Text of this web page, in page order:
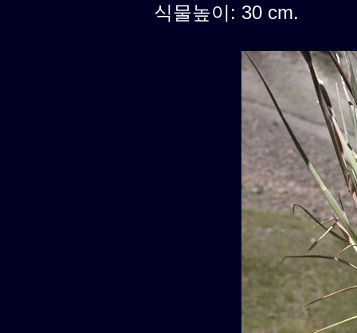
식물높이: 30 cm.